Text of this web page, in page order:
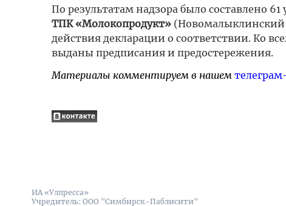
По результатам надзора было составлено
ТПК «Молокопродукт»(Новомалыклинский
действия декларации о соответствии. Ко
выданы предписания и предостережения.
Материалы комментируем в нашем
ИА «Улпресса»
Учредитель: ООО "Симбирск-Паблисити"